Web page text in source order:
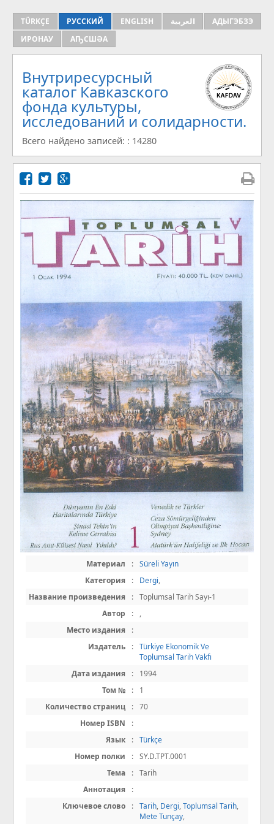
TÜRKÇE РУССКИЙ ENGLISH العربية
АДЫГЭБЗЭ
ИРОНАУ
АҦСШӘА
Внутриресурсный
каталог Кавказского
фонда культуры,
исследований и солидарности.
Всего найдено записей: : 14280
Материал : Süreli Yayın
Категория
: Dergi,
Название произведения
: Toplumsal Tarih Sayı-1
Автор
:
,
Место издания
:
Издатель
: Türkiye Ekonomik Ve
Toplumsal Tarih Vakfı
Дата издания
:
1994
Том №
:
1
Количество страниц
: 70
Номер ISBN
:
Язык
: Türkçe
Номер полки
: SY.D.TPT.0001
Тема
: Tarih
Аннотация
:
Ключевое слово
: Tarih, Dergi,Toplumsal Tarih,
Mete Tunçay,